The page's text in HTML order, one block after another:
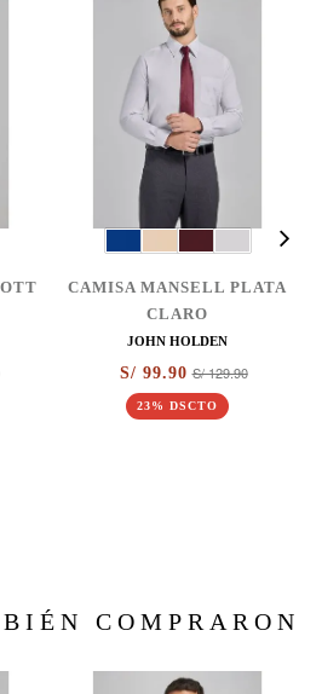
CAMISA MANSELL PLATA
CLARO
JOHN HOLDEN
S/ 99.90 S/ 129.90
23% DSCTO
COMPRARON